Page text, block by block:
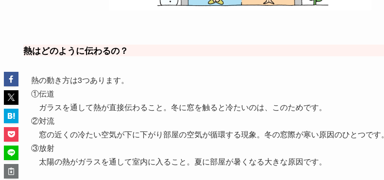
熱はどのように伝わるの？
熱の動き方は3つあります。
①伝道
ガラスを通して熱が直接伝わること。冬に窓を触ると冷たいのは、このためです。
②対流
窓の近くの冷たい空気が下に下がり部屋の空気が循環する現象。冬の窓際が寒い原因のひとつです。
③放射
太陽の熱がガラスを通して室内に入ること。夏に部屋が暑くなる大きな原因です。